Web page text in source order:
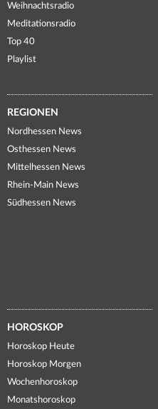
Weihnachtsradio
Meditationsradio
Top 40
Playlist
REGIONEN
Nordhessen News
Osthessen News
Mittelhessen News
Rhein-Main News
Südhessen News
HOROSKOP
Horoskop Heute
Horoskop Morgen
Wochenhoroskop
Monatshoroskop